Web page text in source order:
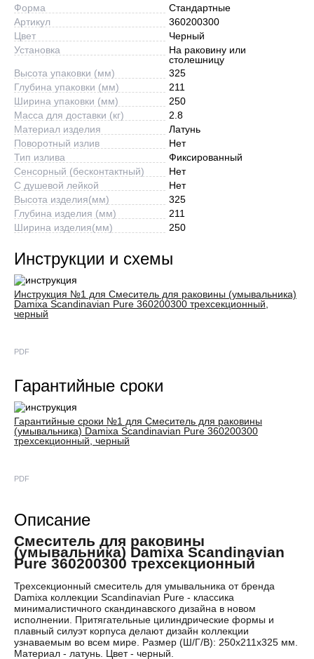
Форма
Стандартные
Артикул
360200300
Цвет
Черный
Установка
На раковину или
столешницу
Высота упаковки (мм)
325
Глубина упаковки (мм)
211
Ширина упаковки (мм)
250
Масса для доставки (кг)
2.8
Материал изделия
Латунь
Поворотный излив
Нет
Тип излива
Фиксированный
Сенсорный (бесконтактный)
Нет
С душевой лейкой
Нет
Высота изделия(мм)
325
Глубина изделия (мм)
211
Ширина изделия(мм)
250
Инструкции и схемы
Инструкция №1 для Смеситель для раковины (умывальника)
Damixa Scandinavian Pure 360200300 трехсекционный,
черный
PDF
Гарантийные сроки
Гарантийные сроки №1 для Смеситель для раковины
(умывальника) Damixa Scandinavian Pure 360200300
трехсекционный, черный
PDF
Описание
Смеситель для раковины
(умывальника) Damixa Scandinavian
Pure 360200300 трехсекционный
Трехсекционный смеситель для умывальника от бренда
Damixa коллекции Scandinavian Pure - классика
минималистичного скандинавского дизайна в новом
исполнении. Притягательные цилиндрические формы и
плавный силуэт корпуса делают дизайн коллекции
узнаваемым во всем мире. Размер (Ш/Г/В): 250x211x325 мм.
Материал - латунь. Цвет - черный.